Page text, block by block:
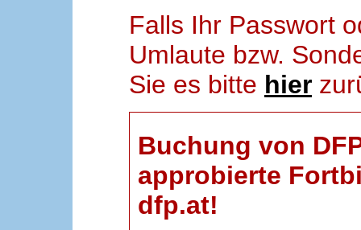
Falls Ihr Passwort
Umlaute bzw.
Sie es bitte hier
Buchung von
approbierte
dfp.at!